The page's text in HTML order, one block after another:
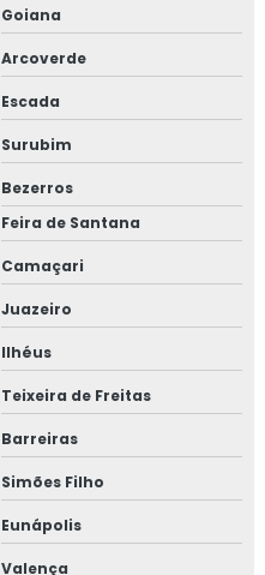
Goiana
Arcoverde
Escada
Surubim
Bezerros
Feira de Santana
Camaçari
Juazeiro
Ilhéus
Teixeira de Freitas
Barreiras
Simões Filho
Eunápolis
Valença